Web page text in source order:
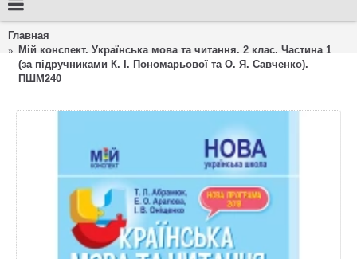
Главная
Мій конспект. Українська мова та читання. 2 клас. Частина 1
(за підручниками К. І. Пономарьової та О. Я. Савченко).
ПШМ240